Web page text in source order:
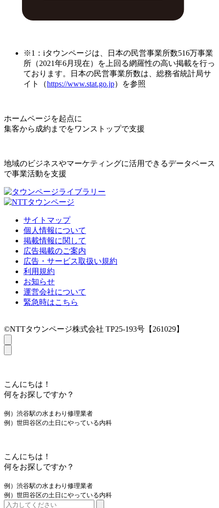
※1：iタウンページは、日本の民営事業所数516万事業
所（2021年6月現在）を上回る網羅性の高い掲載を行っ
ております。日本の民営事業所数は、総務省統計局サ
イト（https://www.stat.go.jp）を参照
ホームページを起点に
集客から成約までをワンストップで支援
地域のビジネスやマーケティングに活用できるデータベース
で事業活動を支援
サイトマップ
個人情報について
掲載情報に関して
広告掲載のご案内
広告・サービス取扱い規約
利用規約
お知らせ
運営会社について
緊急時はこちら
©NTTタウンページ株式会社 TP25-193号【261029】
こんにちは！
何をお探しですか？
例）渋谷駅の水まわり修理業者
例）世田谷区の土日にやっている内科
こんにちは！
何をお探しですか？
例）渋谷駅の水まわり修理業者
例）世田谷区の土日にやっている内科